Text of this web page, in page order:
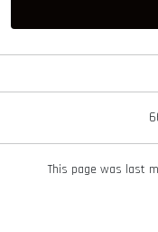
This page was last